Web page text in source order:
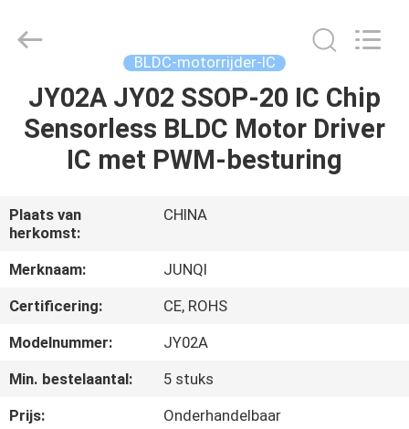
THUIS
PRODUCTEN
OVER
ONS
FABRIEKSTOCHT
NEEM
International
Trade
Reserved.
BLDC-motorrijder-IC
JY02A JY02 SSOP-20 IC Chip
Sensorless BLDC Motor Driver
IC met PWM-besturing
Plaats van
herkomst:
CHINA
Merknaam:
JUNQI
Certificering:
CE, ROHS
Modelnummer:
JY02A
Min. bestelaantal:
5 stuks
Prijs:
Onderhandelbaar